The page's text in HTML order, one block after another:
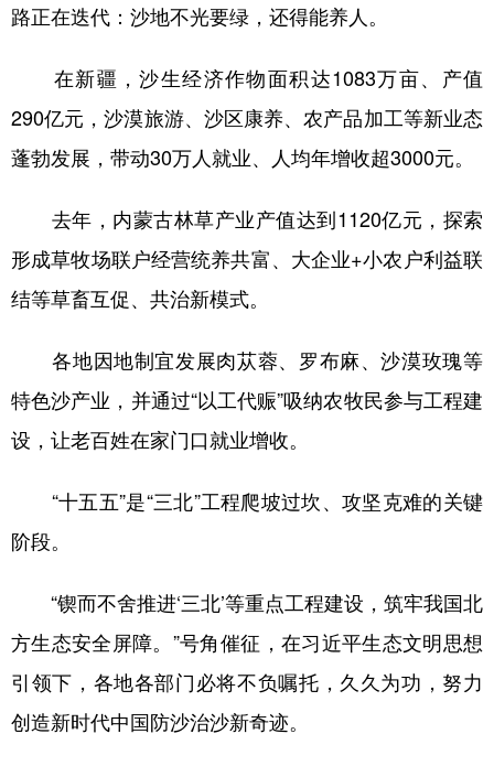
路正在迭代：沙地不光要绿，还得能养人。
在新疆，沙生经济作物面积达1083万亩、产值
290亿元，沙漠旅游、沙区康养、农产品加工等新业态
蓬勃发展，带动30万人就业、人均年增收超3000元。
去年，内蒙古林草产业产值达到1120亿元，探索
形成草牧场联户经营统养共富、大企业+小农户利益联
结等草畜互促、共治新模式。
各地因地制宜发展肉苁蓉、罗布麻、沙漠玫瑰等
特色沙产业，并通过“以工代赈”吸纳农牧民参与工程建
设，让老百姓在家门口就业增收。
“十五五”是“三北”工程爬坡过坎、攻坚克难的关键
阶段。
“锲而不舍推进‘三北’等重点工程建设，筑牢我国北
方生态安全屏障。”号角催征，在习近平生态文明思想
引领下，各地各部门必将不负嘱托，久久为功，努力
创造新时代中国防沙治沙新奇迹。